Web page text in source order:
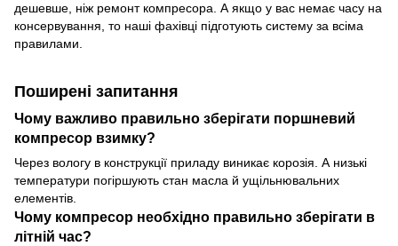
дешевше, ніж ремонт компресора. А якщо у вас немає часу на
консервування, то наші фахівці підготують систему за всіма
правилами.
Поширені запитання
Чому важливо правильно зберігати поршневий
компресор взимку?
Через вологу в конструкції приладу виникає корозія. А низькі
температури погіршують стан масла й ущільнювальних
елементів.
Чому компресор необхідно правильно зберігати в
літній час?